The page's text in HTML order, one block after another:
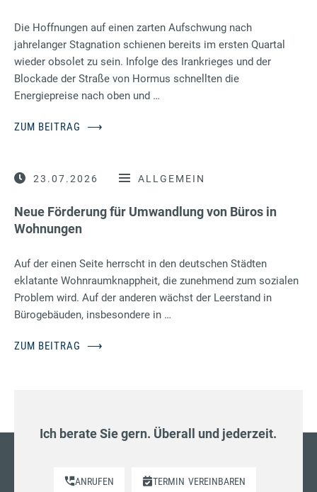
Die Hoffnungen auf einen zarten Aufschwung nach
jahrelanger Stagnation schienen bereits im ersten Quartal
wieder obsolet zu sein. Infolge des Irankrieges und der
Blockade der Straße von Hormus schnellten die
Energiepreise nach oben und …
ZUM BEITRAG ⟶
23.07.2026 ALLGEMEIN
Neue Förderung für Umwandlung von Büros in
Wohnungen
Auf der einen Seite herrscht in den deutschen Städten
eklatante Wohnraumknappheit, die zunehmend zum sozialen
Problem wird. Auf der anderen wächst der Leerstand in
Bürogebäuden, insbesondere in …
ZUM BEITRAG ⟶
Ich berate Sie gern. Überall und jederzeit.
ANRUFEN TERMIN VEREINBAREN